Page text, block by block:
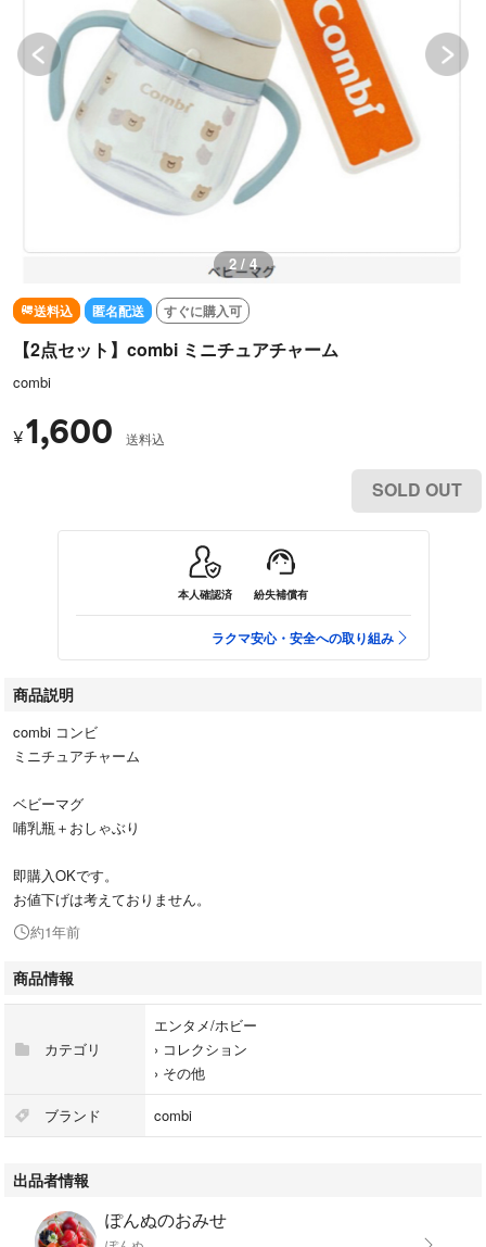
2 / 4
送料込 匿名配送 すぐに購入可
【2点セット】combi ミニチュアチャーム
combi
¥1,600 送料込
SOLD OUT
本人確認済 紛失補償有
ラクマ安心・安全への取り組み
商品説明
combi コンビ
ミニチュアチャーム
ベビーマグ
哺乳瓶＋おしゃぶり
即購入OKです。
お値下げは考えておりません。
約1年前
商品情報
カテゴリ
エンタメ/ホビー
› コレクション
› その他
ブランド combi
出品者情報
ぽんぬのおみせ